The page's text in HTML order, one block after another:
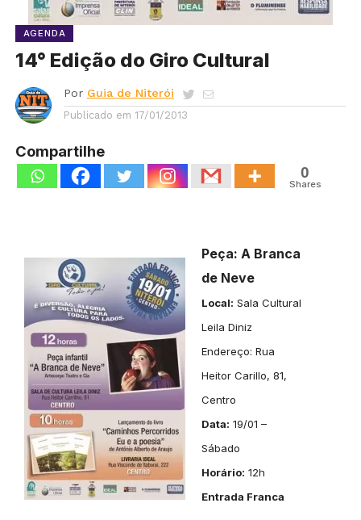
AGENDA
14° Edição do Giro Cultural
Por Guia de Niterói
Publicado em 17/01/2013
Compartilhe
0
Shares
Peça: A Branca
de Neve
Local: Sala Cultural
Leila Diniz
Endereço: Rua
Heitor Carillo, 81,
Centro
Data: 19/01 –
Sábado
Horário: 12h
Entrada Franca